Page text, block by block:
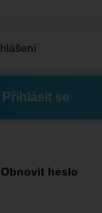
Obnovit heslo